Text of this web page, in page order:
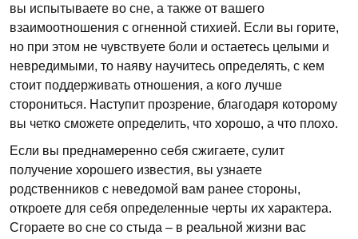
вы испытываете во сне, а также от вашего
взаимоотношения с огненной стихией. Если вы горите,
но при этом не чувствуете боли и остаетесь целыми и
невредимыми, то наяву научитесь определять, с кем
стоит поддерживать отношения, а кого лучше
сторониться. Наступит прозрение, благодаря которому
вы четко сможете определить, что хорошо, а что плохо.
Если вы преднамеренно себя сжигаете, сулит
получение хорошего известия, вы узнаете
родственников с неведомой вам ранее стороны,
откроете для себя определенные черты их характера.
Сгораете во сне со стыда – в реальной жизни вас